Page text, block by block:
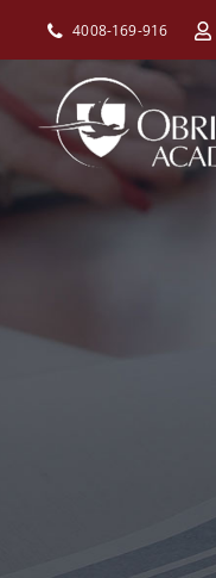
4008-169-916